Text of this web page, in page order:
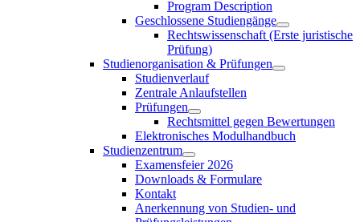
Program Description
Geschlossene Studiengänge
Rechtswissenschaft (Erste juristische
Prüfung)
Studienorganisation & Prüfungen
Studienverlauf
Zentrale Anlaufstellen
Prüfungen
Rechtsmittel gegen Bewertungen
Elektronisches Modulhandbuch
Studienzentrum
Examensfeier 2026
Downloads & Formulare
Kontakt
Anerkennung von Studien- und